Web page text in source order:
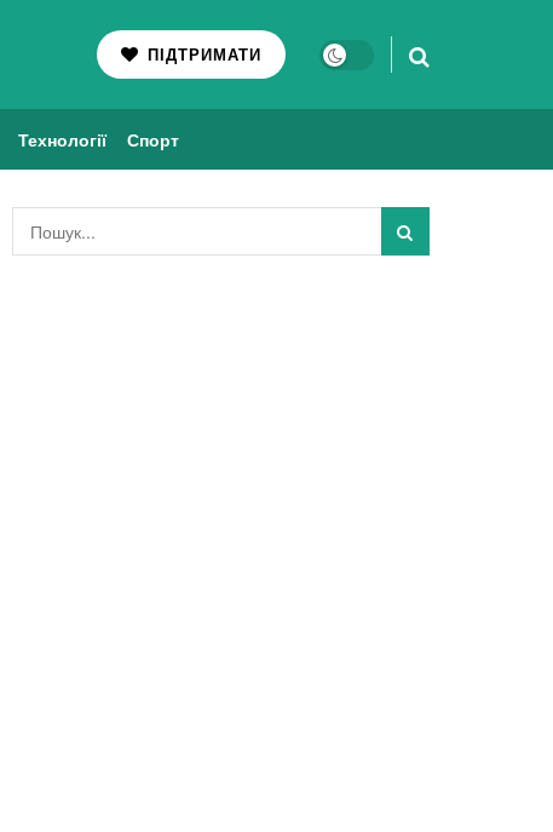
ПІДТРИМАТИ
Технології Спорт